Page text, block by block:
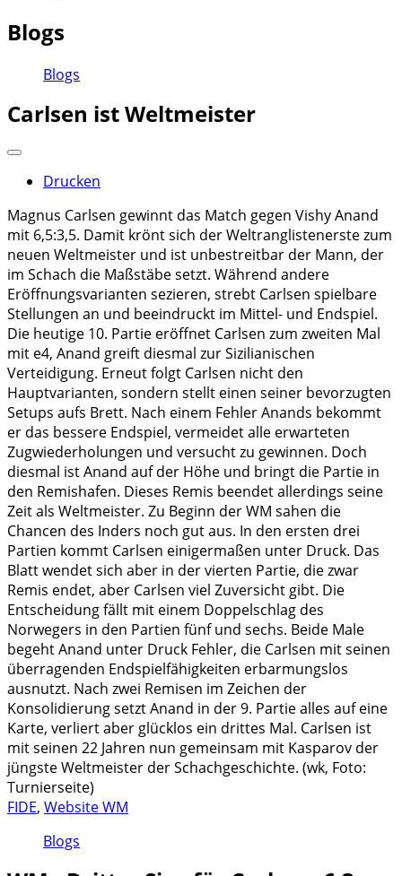
Blogs
Blogs
Carlsen ist Weltmeister
Drucken
Magnus Carlsen gewinnt das Match gegen Vishy Anand
mit 6,5:3,5. Damit krönt sich der Weltranglistenerste zum
neuen Weltmeister und ist unbestreitbar der Mann, der
im Schach die Maßstäbe setzt. Während andere
Eröffnungsvarianten sezieren, strebt Carlsen spielbare
Stellungen an und beeindruckt im Mittel- und Endspiel.
Die heutige 10. Partie eröffnet Carlsen zum zweiten Mal
mit e4, Anand greift diesmal zur Sizilianischen
Verteidigung. Erneut folgt Carlsen nicht den
Hauptvarianten, sondern stellt einen seiner bevorzugten
Setups aufs Brett. Nach einem Fehler Anands bekommt
er das bessere Endspiel, vermeidet alle erwarteten
Zugwiederholungen und versucht zu gewinnen. Doch
diesmal ist Anand auf der Höhe und bringt die Partie in
den Remishafen. Dieses Remis beendet allerdings seine
Zeit als Weltmeister. Zu Beginn der WM sahen die
Chancen des Inders noch gut aus. In den ersten drei
Partien kommt Carlsen einigermaßen unter Druck. Das
Blatt wendet sich aber in der vierten Partie, die zwar
Remis endet, aber Carlsen viel Zuversicht gibt. Die
Entscheidung fällt mit einem Doppelschlag des
Norwegers in den Partien fünf und sechs. Beide Male
begeht Anand unter Druck Fehler, die Carlsen mit seinen
überragenden Endspielfähigkeiten erbarmungslos
ausnutzt. Nach zwei Remisen im Zeichen der
Konsolidierung setzt Anand in der 9. Partie alles auf eine
Karte, verliert aber glücklos ein drittes Mal. Carlsen ist
mit seinen 22 Jahren nun gemeinsam mit Kasparov der
jüngste Weltmeister der Schachgeschichte. (wk, Foto:
Turnierseite)
FIDE, Website WM
Blogs